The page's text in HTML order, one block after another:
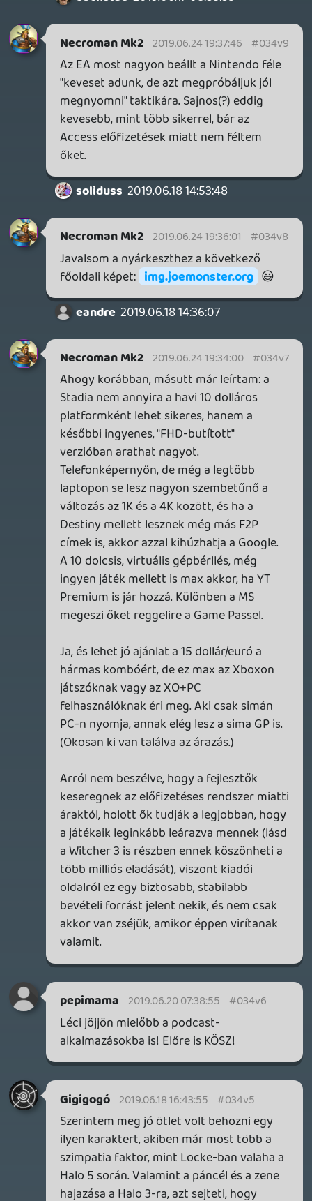
Ja, és lehet jó ajánlat a 15 dollár/euró a
hármas kombóért, de ez max az Xboxon
játszóknak vagy az XO+PC
felhasználóknak éri meg. Aki csak simán
PC-n nyomja, annak elég lesz a sima GP is.
(Okosan ki van találva az árazás.)
Arról nem beszélve, hogy a fejlesztők
keseregnek az előfizetéses rendszer miatti
áraktól, holott ők tudják a legjobban, hogy
a játékaik leginkább leárazva mennek (lásd
a Witcher 3 is részben ennek köszönheti a
oldalról ez egy biztosabb, stabilabb
bevételi forrást jelent nekik, és nem csak
valamit.
pepimama 2019.06.20 07:38:55 #034v6
Léci jöjjön mielőbb a podcast-
alkalmazásokba is! Előre is KÖSZ!
Gigigogó 2019.06.18 16:43:55 #034v5
Szerintem meg jó ötlet volt behozni egy
ilyen karaktert, akiben már most több a
szimpatia faktor, mint Locke-ban valaha a
Halo 5 során. Valamint a páncél és a zene
hajazása a Halo 3-ra, azt sejteti, hogy
kapunk végre egy szívvel lélekkel
elkészített folytatást, nem pedig egy
iparos, modern trendeknek megfelelö AAA
terméket.
soliduss
2019.06.18 14:54:54
#034v4
milyen halo? Az a mexikói Joel az űrben...
lost in Halo part 3 volt 😃
soliduss 2019.06.18 14:53:48 #034v3
Nekem egy valami feltünt az EA-nál.... hogy
kis túlzással a Respawn-tól függenek....
egyetlen fejlesztő csapat akik nem
okoztam még csalódást.
Az EA tényleg ennyire gyökér, hogy egy új
sim-et a kúrva showba? ... vagy van az a
fifa-nhl-nfl zseton ami elég nekik és
szarnak a többire.
eandre 2019.06.18 14:36:07 #034v2
Féltem már h én kezdtem kiégni de akkor
kimondhatjuk h ez jóval gyrngébb E3 volt.
A részeges podcast szokott a legjobban
sikerülni, lehetne gyakrabban 😃
ne5h 2019.06.18 11:59:08
Mackonak innen üzenem, hogy a Jazz
Jackrabbit 2-vel (oké, nem az első rész) a
mai napig tudok játszani és még élvezni
is(!), ennyire szar játék. 😛
Ákos23
Amúgy én mai napig nyomom a rainbowot
is néha, egyszerűen kevesbb játékot
veszek nekem már 2-3 játék lefedi az évet,
én pont ezért támogatom a jó game as
service játékokat (nem amit az ea csinál)
persze így sok játékból ki maradok dehat
ez van. Szerintem negyed annyi játékot
nem vettem ps4-re mint pl 3-ra.